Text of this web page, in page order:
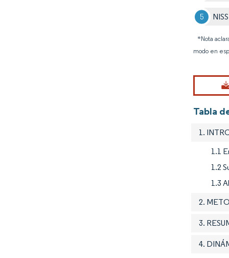
*Nota
modo en
Tabla
1.
1.1
1.2
1.3
2.
3.
4.